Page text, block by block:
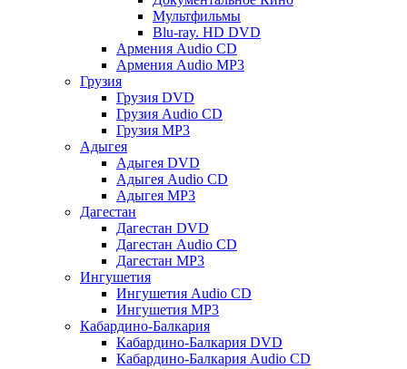
Мультфильмы
Blu-ray. HD DVD
Армения Audio CD
Армения Audio MP3
Грузия
Грузия DVD
Грузия Audio CD
Грузия MP3
Адыгея
Адыгея DVD
Адыгея Audio CD
Адыгея MP3
Дагестан
Дагестан DVD
Дагестан Audio CD
Дагестан MP3
Ингушетия
Ингушетия Audio CD
Ингушетия MP3
Кабардино-Балкария
Кабардино-Балкария DVD
Кабардино-Балкария Audio CD